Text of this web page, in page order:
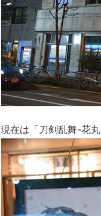
現在は「刀剣乱舞-花